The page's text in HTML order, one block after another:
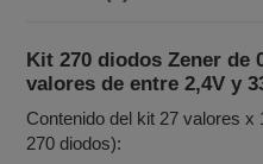
Kit 270 diodos Zener de
valores de entre 2,4V y
Contenido del kit 27 valores x
270 diodos):